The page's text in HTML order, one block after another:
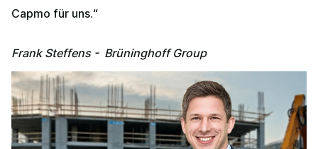
Capmo für uns.“
Frank Steffens - Brüninghoff Group